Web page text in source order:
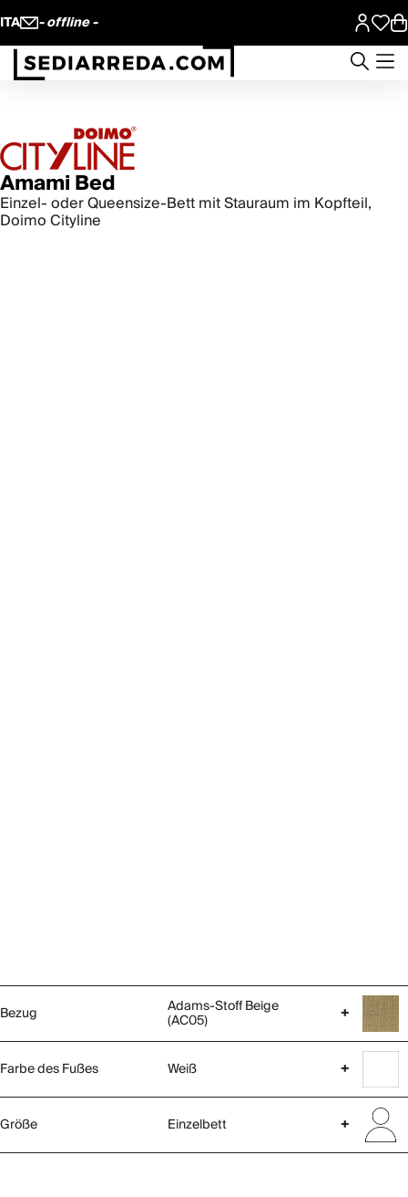
ITA - offline -
Amami Bed
Einzel- oder Queensize-Bett mit Stauraum im Kopfteil,
Doimo Cityline
Bezug Adams-Stoff Beige
(AC05) +
Farbe des Fußes Weiß +
Größe Einzelbett +